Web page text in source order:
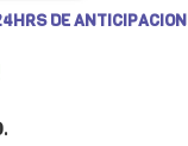
DE ANTICIPACION
.